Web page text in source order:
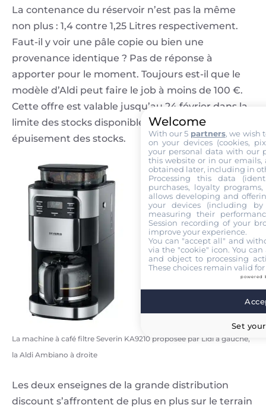
La contenance du réservoir n’est pas la même
non plus : 1,4 contre 1,25 Litres respectivement.
Faut-il y voir une pâle copie ou bien une
provenance identique ? Pas de réponse à
apporter pour le moment. Toujours est-il que le
modèle d’Aldi peut faire le job à moins de 100 €.
Cette offre est valable jusqu’au 24 février dans la
limite des stocks disponibles, et ce jusqu’à
épuisement des stocks.
La machine à café filtre Severin KA9210 proposée par Lidl à gauche,
la Aldi Ambiano à droite
Les deux enseignes de la grande distribution
discount s’affrontent de plus en plus sur le terrain
Welcome
With our 5 partners, we wish
on your devices (cookies,
your personal data with our
this website or in our emails,
obtained later, including in
Processing this data
purchases, loyalty
allows developing and
your devices (including
measuring their
Session recording of your
improve your experience.
You can "accept all" and
via the "cookie" icon. You
and object to processing
These choices remain valid
powered
Set